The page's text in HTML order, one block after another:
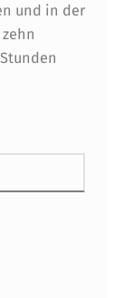
und in der